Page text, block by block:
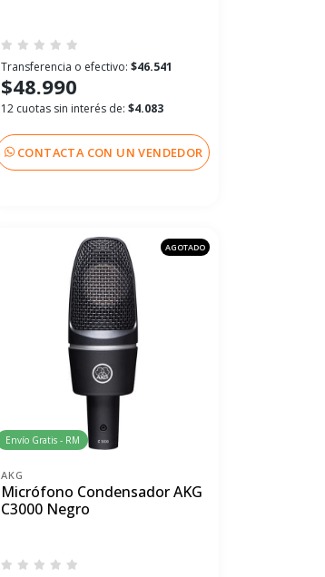
Transferencia o efectivo: $46.541
$48.990
12 cuotas sin interés de: $4.083
CONTACTA CON UN VENDEDOR
AGOTADO
Envío Gratis - RM
AKG
Micrófono Condensador AKG
C3000 Negro